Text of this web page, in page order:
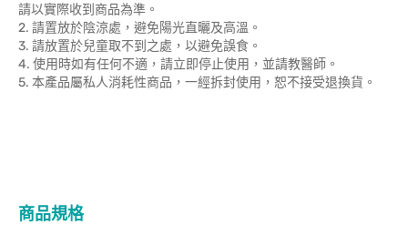
請以實際收到商品為準。
2. 請置放於陰涼處，避免陽光直曬及高溫。
3. 請放置於兒童取不到之處，以避免誤食。
4. 使用時如有任何不適，請立即停止使用，並請教醫師。
5. 本產品屬私人消耗性商品，一經拆封使用，恕不接受退換貨。
商品規格